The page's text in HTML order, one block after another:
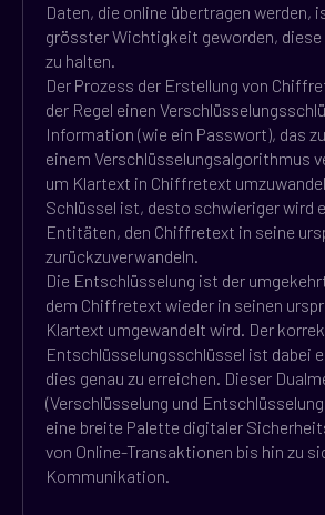
Daten, die online übertragen werden,
grösster Wichtigkeit geworden,
zu halten.
Der Prozess der Erstellung von
der Regel einen
Information (wie ein Passwort), das
einem Verschlüsselungsalgorithmus
um Klartext in Chiffretext
Schlüssel ist, desto schwieriger wird
Entitäten, den Chiffretext in seine
zurückzuverwandeln.
Die Entschlüsselung ist der
dem Chiffretext wieder in seinen
Klartext umgewandelt wird. Der
Entschlüsselungsschlüssel ist dabei
dies genau zu erreichen. Dieser
(Verschlüsselung und
eine breite Palette digitaler
von Online-Transaktionen bis hin zu
Kommunikation.